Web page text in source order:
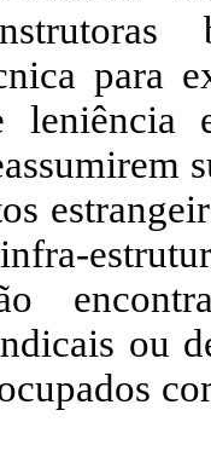
para
leniência
ou